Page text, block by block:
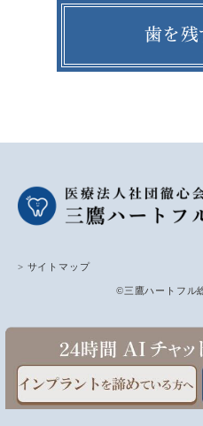
歯を残
> サイトマップ
©三鷹ハートフル